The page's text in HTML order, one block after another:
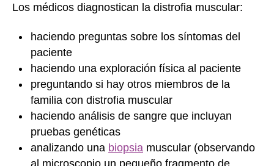
Los médicos diagnostican la distrofia muscular:
haciendo preguntas sobre los síntomas del
paciente
haciendo una exploración física al paciente
preguntando si hay otros miembros de la
familia con distrofia muscular
haciendo análisis de sangre que incluyan
pruebas genéticas
analizando una biopsia muscular (observando
al microscopio un pequeño fragmento de